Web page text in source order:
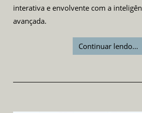
interativa e envolvente com a
avançada.
Continuar lendo...